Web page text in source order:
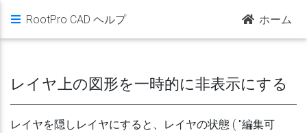
RootPro CAD ヘルプ ホーム
レイヤ上の図形を一時的に非表示にする
レイヤを隠しレイヤにすると、レイヤの状態 ( "編集可